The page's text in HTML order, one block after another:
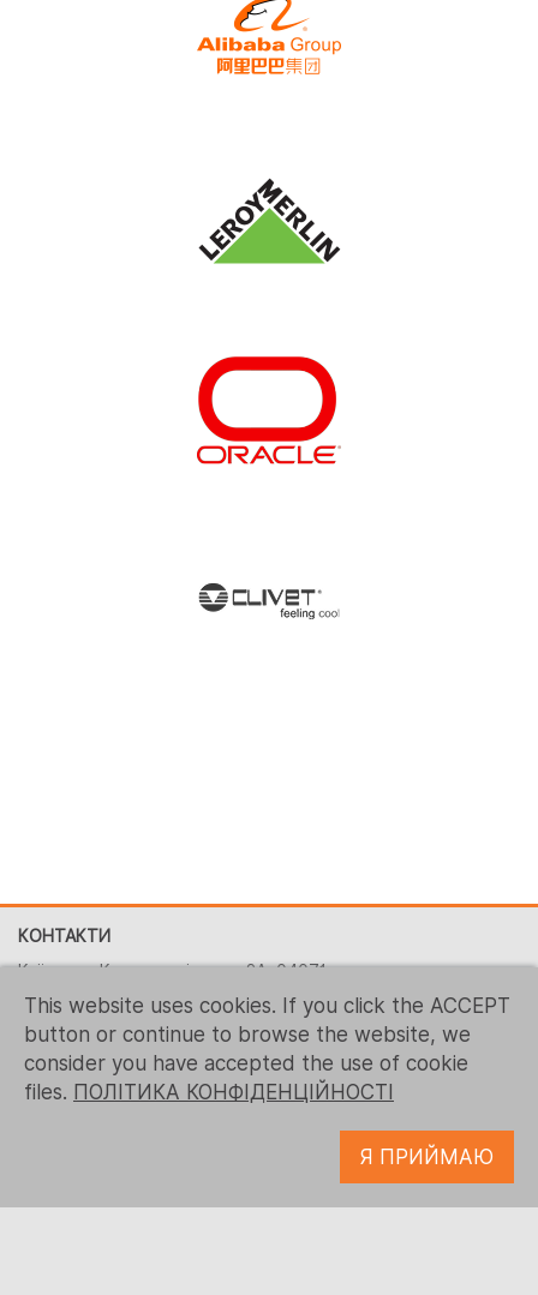
КОНТАКТИ
Київ, вул. Костянтинівська, 2A, 04071
+380 (44) 496-2151
+ 1 (267) 544-7117
contact-us@logrusit.com
This website uses cookies. If you click the ACCEPT
button or continue to browse the website, we
consider you have accepted the use of cookie
files. ПОЛІТИКА КОНФІДЕНЦІЙНОСТІ
Я ПРИЙМАЮ